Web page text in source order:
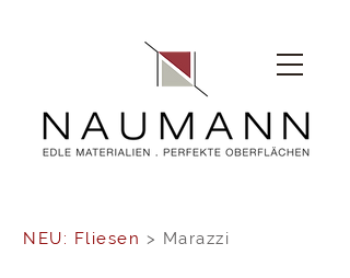
NEU: Fliesen > Marazzi